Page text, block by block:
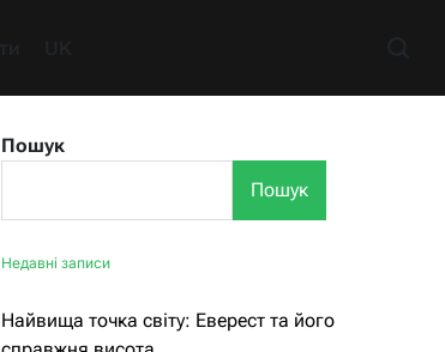
Пошук
Пошук
Недавні записи
Найвища точка світу: Еверест та його